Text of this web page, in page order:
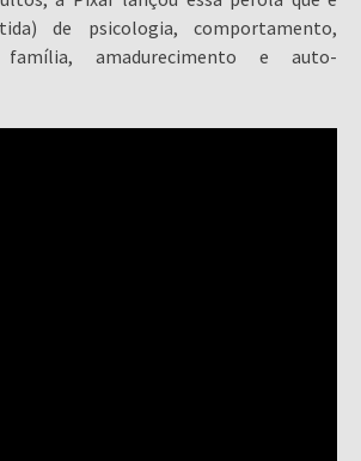
de psicologia, comportamento,
família, amadurecimento e auto-